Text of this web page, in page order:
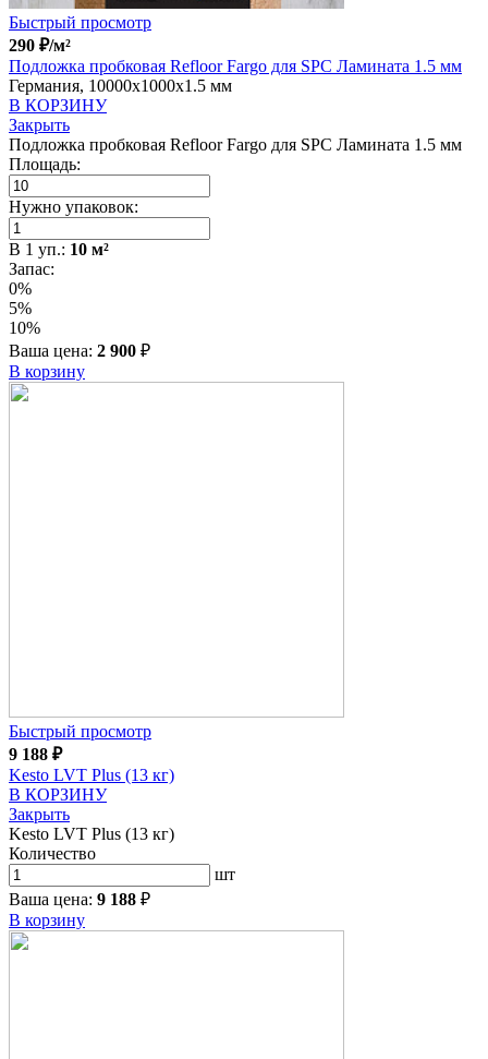
Быстрый просмотр
290 ₽/м²
Подложка пробковая Refloor Fargo для SPC Ламината 1.5 мм
Германия, 10000x1000x1.5 мм
В КОРЗИНУ
Закрыть
Подложка пробковая Refloor Fargo для SPC Ламината 1.5 мм
Площадь:
Нужно упаковок:
В 1 уп.: 10 м²
Запас:
0%
5%
10%
Ваша цена: 2 900 ₽
В корзину
Быстрый просмотр
9 188 ₽
Kesto LVT Plus (13 кг)
В КОРЗИНУ
Закрыть
Kesto LVT Plus (13 кг)
Количество
шт
Ваша цена: 9 188 ₽
В корзину